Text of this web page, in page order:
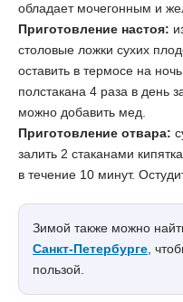
обладает мочегонным и
Приготовление настоя:
столовые ложки сухих
оставить в термосе на
полстакана 4 раза в день
можно добавить мед.
Приготовление отвара:
залить 2 стаканами
в течение 10 минут.
Зимой также можно
Санкт-Петербурге,
пользой.